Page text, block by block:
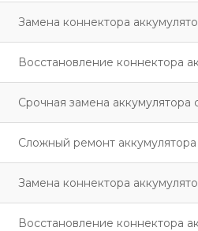
Замена коннектора
Восстановление коннектора
Срочная замена аккумулятора
Сложный ремонт
Замена коннектора
Восстановление коннектора